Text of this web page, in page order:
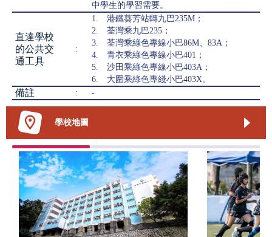
中學生的學習需要。
直達學校
的公共交
通工具
:
1. 港鐵葵芳站轉九巴235M；
2. 荃灣乘九巴235；
3. 荃灣乘綠色專線小巴86M、83A；
4. 青衣乘綠色專線小巴401；
5. 沙田乘綠色專線小巴403A；
6. 大圍乘綠色專綫小巴403X。
備註 : -
學校地圖